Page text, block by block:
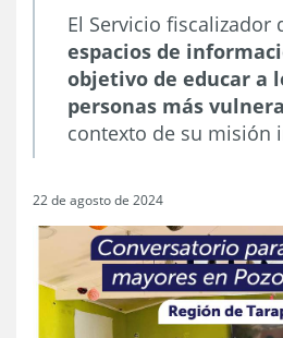
El Servicio fiscalizador
espacios de
objetivo de educar a
personas más
contexto de su misión
22 de agosto de 2024